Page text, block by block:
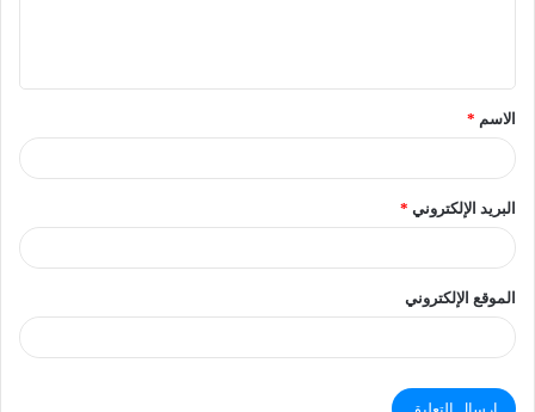
الاسم *
البريد الإلكتروني *
الموقع الإلكتروني